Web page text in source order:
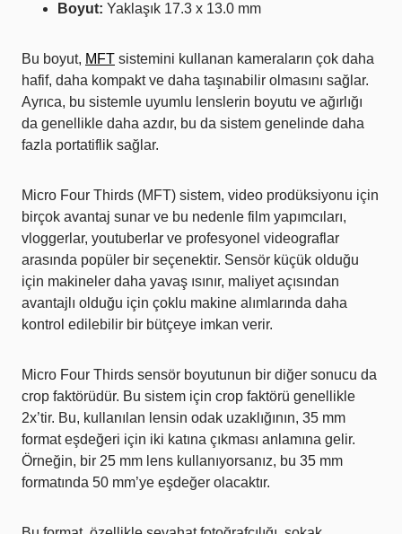
Boyut: Yaklaşık 17.3 x 13.0 mm
Bu boyut, MFT sistemini kullanan kameraların çok daha
hafif, daha kompakt ve daha taşınabilir olmasını sağlar.
Ayrıca, bu sistemle uyumlu lenslerin boyutu ve ağırlığı
da genellikle daha azdır, bu da sistem genelinde daha
fazla portatiflik sağlar.
Micro Four Thirds (MFT) sistem, video prodüksiyonu için
birçok avantaj sunar ve bu nedenle film yapımcıları,
vloggerlar, youtuberlar ve profesyonel videograflar
arasında popüler bir seçenektir. Sensör küçük olduğu
için makineler daha yavaş ısınır, maliyet açısından
avantajlı olduğu için çoklu makine alımlarında daha
kontrol edilebilir bir bütçeye imkan verir.
Micro Four Thirds sensör boyutunun bir diğer sonucu da
crop faktörüdür. Bu sistem için crop faktörü genellikle
2x’tir. Bu, kullanılan lensin odak uzaklığının, 35 mm
format eşdeğeri için iki katına çıkması anlamına gelir.
Örneğin, bir 25 mm lens kullanıyorsanız, bu 35 mm
formatında 50 mm’ye eşdeğer olacaktır.